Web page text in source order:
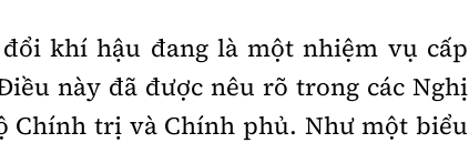
khí hậu đang là một nhiệm vụ cấp
này đã được nêu rõ trong các Nghị
Chính trị và Chính phủ. Như một biểu